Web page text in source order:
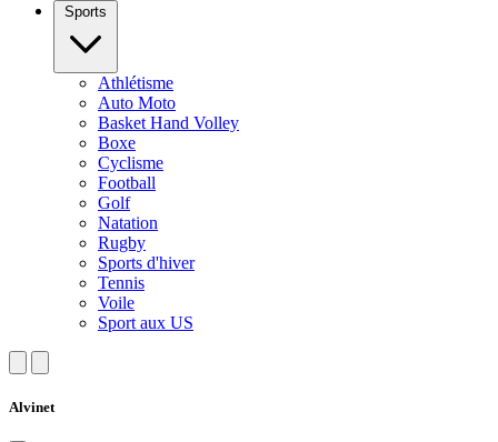
Sports
Athlétisme
Auto Moto
Basket Hand Volley
Boxe
Cyclisme
Football
Golf
Natation
Rugby
Sports d'hiver
Tennis
Voile
Sport aux US
Alvinet